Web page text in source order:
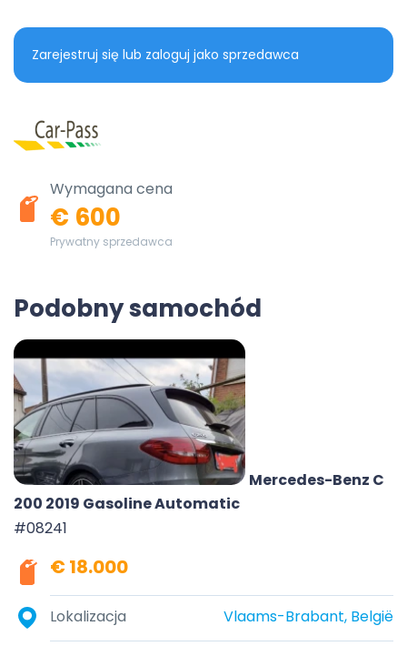
Zarejestruj się lub zaloguj jako sprzedawca
Wymagana cena
€ 600
Prywatny sprzedawca
Podobny samochód
Mercedes-Benz C
200 2019 Gasoline Automatic
#08241
€ 18.000
Lokalizacja Vlaams-Brabant, België